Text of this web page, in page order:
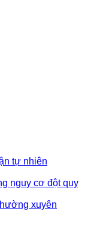
tự nhiên
nguy cơ đột quỵ
xuyên